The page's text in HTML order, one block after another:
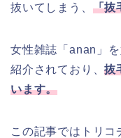
抜いてしまう、 「抜
女性雑誌「anan」
紹介されており、抜
います。
この記事ではトリコ